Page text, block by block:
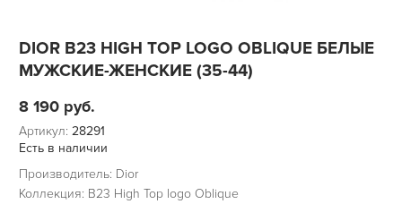
DIOR B23 HIGH TOP LOGO OBLIQUE БЕЛЫЕ
МУЖСКИЕ-ЖЕНСКИЕ (35-44)
8 190 руб.
Артикул: 28291
Есть в наличии
Производитель: Dior
Коллекция: B23 High Top logo Oblique